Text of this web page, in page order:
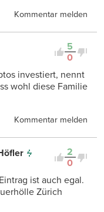
Kommentar melden
5
0
investiert, nennt
wohl diese Familie
Kommentar melden
2
0
ist auch egal.
Zürich